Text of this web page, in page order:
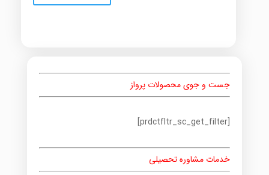
جست و جوی محصولات پرواز
[prdctfltr_sc_get_filter]
خدمات مشاوره تحصیلی